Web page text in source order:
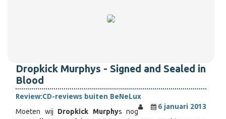
Dropkick Murphys - Signed and Sealed in
Blood
Review:CD-reviews buiten BeNeLux
6 januari 2013
Moeten wij Dropkick Murphys nog